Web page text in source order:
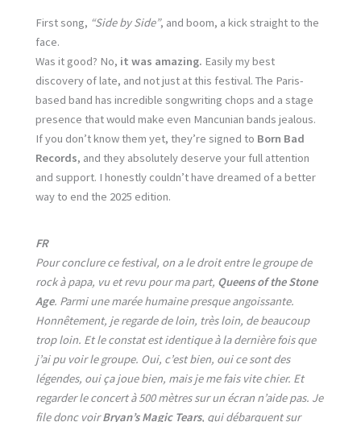
First song, “Side by Side”, and boom, a kick straight to the
face.
Was it good? No, it was amazing. Easily my best
discovery of late, and not just at this festival. The Paris-
based band has incredible songwriting chops and a stage
presence that would make even Mancunian bands jealous.
If you don’t know them yet, they’re signed to Born Bad
Records, and they absolutely deserve your full attention
and support. I honestly couldn’t have dreamed of a better
way to end the 2025 edition.
FR
Pour conclure ce festival, on a le droit entre le groupe de
rock à papa, vu et revu pour ma part, Queens of the Stone
Age. Parmi une marée humaine presque angoissante.
Honnêtement, je regarde de loin, très loin, de beaucoup
trop loin. Et le constat est identique à la dernière fois que
j’ai pu voir le groupe. Oui, c’est bien, oui ce sont des
légendes, oui ça joue bien, mais je me fais vite chier. Et
regarder le concert à 500 mètres sur un écran n’aide pas. Je
file donc voirBryan’s Magic Tears, qui débarquent sur